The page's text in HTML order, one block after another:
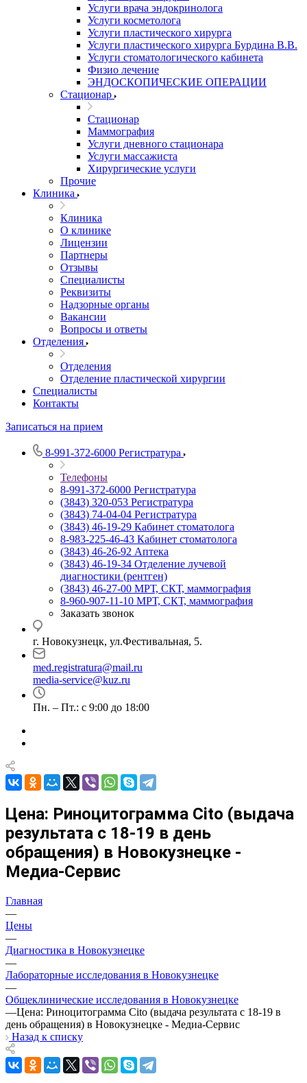
Услуги врача эндокринолога
Услуги косметолога
Услуги пластического хирурга
Услуги пластического хирурга Бурдина В.В.
Услуги стоматологического кабинета
Физио лечение
ЭНДОСКОПИЧЕСКИЕ ОПЕРАЦИИ
Стационар
Стационар
Маммография
Услуги дневного стационара
Услуги массажиста
Хирургические услуги
Прочие
Клиника
Клиника
О клинике
Лицензии
Партнеры
Отзывы
Специалисты
Реквизиты
Надзорные органы
Вакансии
Вопросы и ответы
Отделения
Отделения
Отделение пластической хирургии
Специалисты
Контакты
Записаться на прием
8-991-372-6000 Регистратура
Телефоны
8-991-372-6000 Регистратура
(3843) 320-053 Регистратура
(3843) 74-04-04 Регистратура
(3843) 46-19-29 Кабинет стоматолога
8-983-225-46-43 Кабинет стоматолога
(3843) 46-26-92 Аптека
(3843) 46-19-34 Отделение лучевой
диагностики (рентген)
(3843) 46-27-00 МРТ, СКТ, маммография
8-960-907-11-10 МРТ, СКТ, маммография
Заказать звонок
г. Новокузнецк, ул.Фестивальная, 5.
med.registratura@mail.ru
media-service@kuz.ru
Пн. – Пт.: с 9:00 до 18:00
Цена: Риноцитограмма Cito (выдача
результата с 18-19 в день
обращения) в Новокузнецке -
Медиа-Сервис
Главная
—
Цены
—
Диагностика в Новокузнецке
—
Лабораторные исследования в Новокузнецке
—
Общеклинические исследования в Новокузнецке
—Цена: Риноцитограмма Cito (выдача результата с 18-19 в
день обращения) в Новокузнецке - Медиа-Сервис
Назад к списку